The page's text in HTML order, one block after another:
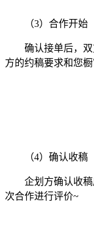
（3）合作开始
确认接单后，双
方的约稿要求和您
（4）确认收稿
企划方确认收稿
次合作进行评价~